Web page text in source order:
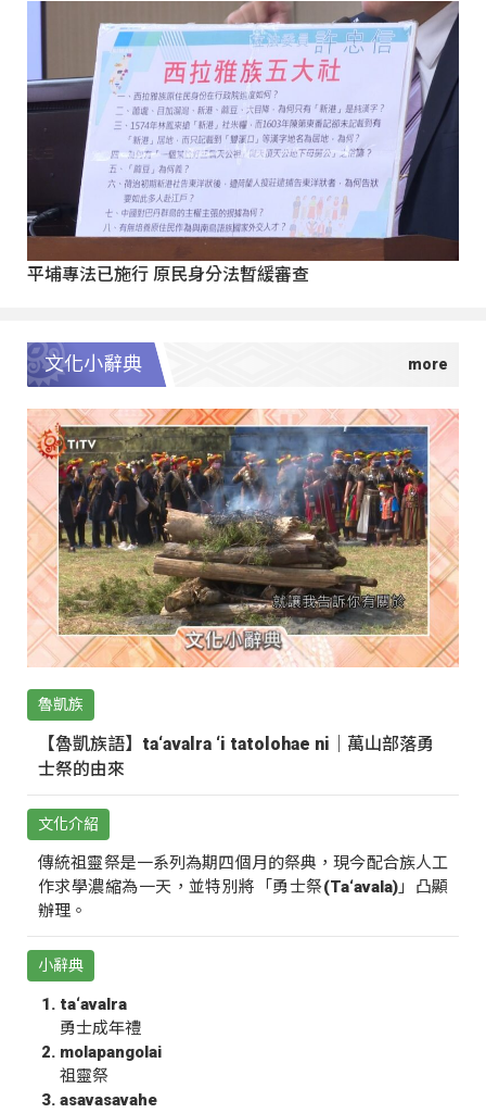
平埔專法已施行 原民身分法暫緩審查
文化小辭典
魯凱族
【魯凱族語】ta‘avalra ‘i tatolohae ni｜萬山部落勇
士祭的由來
文化介紹
傳統祖靈祭是一系列為期四個月的祭典，現今配合族人工
作求學濃縮為一天，並特別將「勇士祭(Ta‘avala)」凸顯
辦理。
小辭典
ta‘avalra
勇士成年禮
molapangolai
祖靈祭
asavasavahe